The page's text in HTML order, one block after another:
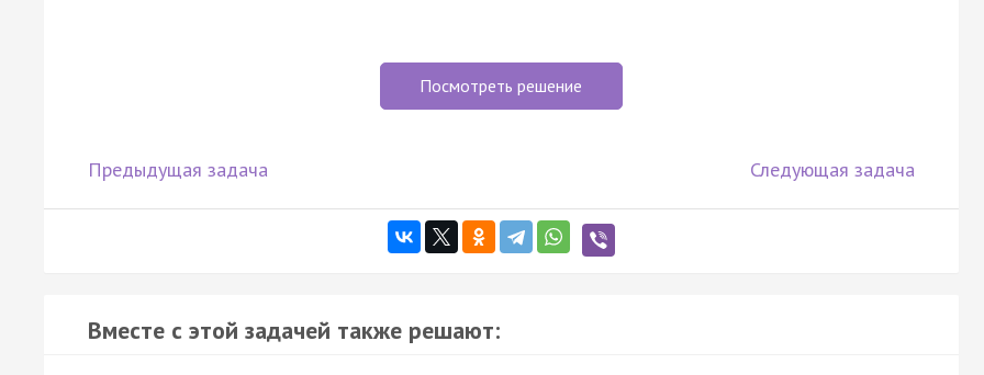
Посмотреть решение
Предыдущая задача Следующая задача
Вместе с этой задачей также решают: